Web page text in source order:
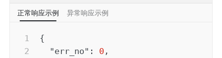
正常响应示例 异常响应示例
{
"err_no" : 0 ,